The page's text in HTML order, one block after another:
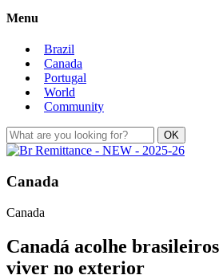
Menu
Brazil
Canada
Portugal
World
Community
Canada
Canada
Canadá acolhe brasileiros
viver no exterior